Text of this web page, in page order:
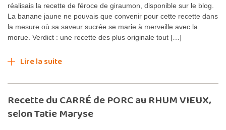
réalisais la recette de féroce de giraumon, disponible sur le blog.
La banane jaune ne pouvais que convenir pour cette recette dans
la mesure où sa saveur sucrée se marie à merveille avec la
morue. Verdict : une recette des plus originale tout […]
Lire la suite
Recette du CARRÉ de PORC au RHUM VIEUX,
selon Tatie Maryse